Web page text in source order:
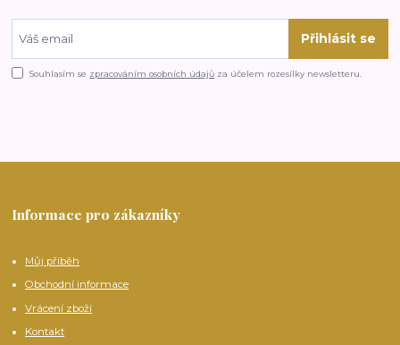
Přihlásit se
Souhlasím se zpracováním osobních údajů za účelem rozesílky newsletteru.
Informace pro zákazníky
Můj příběh
Obchodní informace
Vrácení zboží
Kontakt